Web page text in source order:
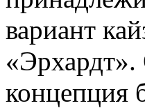
вариант
«Эрхардт».
концепция